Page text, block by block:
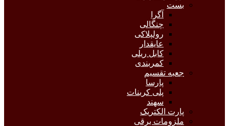
بست
آگرا
چنگالی
رولپلاکی
عایقدار
کابل ریلی
کمربندی
جعبه تقسیم
پارسا
پلی کربنات
سهند
پارت الکتریک
ملزومات برقی